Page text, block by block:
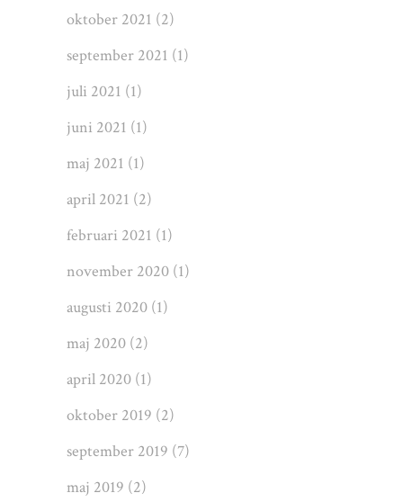
oktober 2021 (2)
september 2021 (1)
juli 2021 (1)
juni 2021 (1)
maj 2021 (1)
april 2021 (2)
februari 2021 (1)
november 2020 (1)
augusti 2020 (1)
maj 2020 (2)
april 2020 (1)
oktober 2019 (2)
september 2019 (7)
maj 2019 (2)